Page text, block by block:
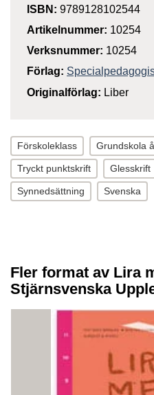
ISBN: 9789128102544
Artikelnummer: 10254
Verksnummer: 10254
Förlag:
Originalförlag: Liber
Förskoleklass Grundskola
Tryckt punktskrift Glesskrift
Synnedsättning Svenska
Fler format av Lira
Stjärnsvenska